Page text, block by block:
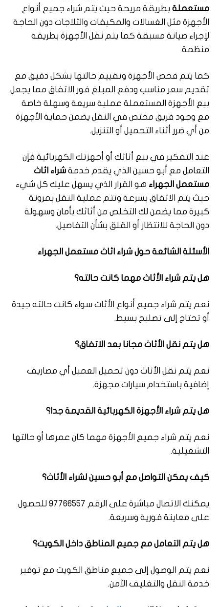
مستعملة بطريقة مريحة حيث يتم شراء جميع أنواع
الأجهزة مثل الغسالات والمكيفات والثلاجات دون الحاجة
لإجراء صيانة مسبقة كما يتم نقل الأجهزة بطريقة
منظمة.
كما يتم فحص الأجهزة وتقييم حالتها بشكل دقيق مع
تقديم سعر مناسب ودفع المبلغ فور الاتفاق مما يجعل
بيع الأجهزة المستعملة عملية سريعة وسهلة خاصة
مع وجود فريق مختص في النقل يضمن حماية الأجهزة
من أي ضرر أثناء التحميل أو التنزيل.
عند التفكير في بيع أثاثك أو أجهزتك الكهربائية فإن
التعامل مع أبو حسين الذي يقدم خدمة شراء اثاث
مستعمل الجهراء هو القرار الذي يسهل عليك كل شيء
حيث يتم الاتفاق بسرعة وتتم عملية النقل بمرونة
كبيرة مما يضمن لك التخلص من أثاثك بأمان وسهولة
دون الحاجة للانتظار أو القلق بشأن التفاصيل.
الأسئلة الشائعة حول شراء اثاث مستعمل الجهراء
هل يتم شراء الأثاث مهما كانت حالته؟
نعم يتم شراء جميع أنواع الأثاث سواء كانت حالته جيدة
أو تحتاج إلى تصليح بسيط.
هل يتم نقل الأثاث مجانا بعد الاتفاق؟
نعم يتم نقل الأثاث دون تحميل العميل أي مصاريف
إضافية باستخدام سيارات مجهزة.
هل يتم شراء الأجهزة الكهربائية القديمة جدا؟
نعم يتم شراء جميع الأجهزة مهما كان عمرها أو حالتها
التشغيلية.
كيف يمكن التواصل مع أبو حسين لشراء الأثاث؟
يمكنك الاتصال مباشرة على الرقم 97766557 للحصول
على معاينة فورية وسريعة.
هل يتم التعامل مع جميع المناطق داخل الكويت؟
نعم يتم الوصول إلى جميع مناطق الكويت مع توفير
خدمة النقل والتغليف الآمن.